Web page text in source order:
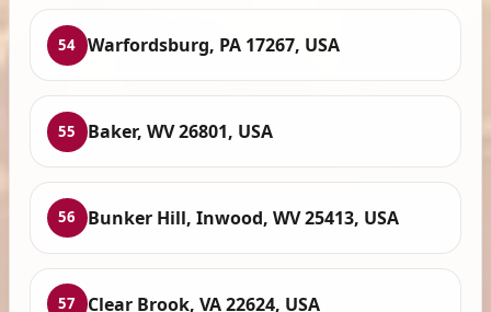
54 Warfordsburg, PA 17267, USA
55 Baker, WV 26801, USA
56 Bunker Hill, Inwood, WV 25413, USA
57 Clear Brook, VA 22624, USA